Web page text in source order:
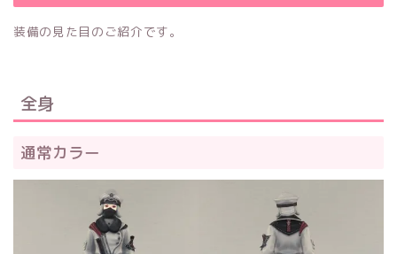
装備の見た目のご紹介です。
全身
通常カラー